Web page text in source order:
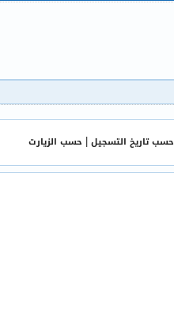
حسب تاريخ التسجيل| حسب الزيارت